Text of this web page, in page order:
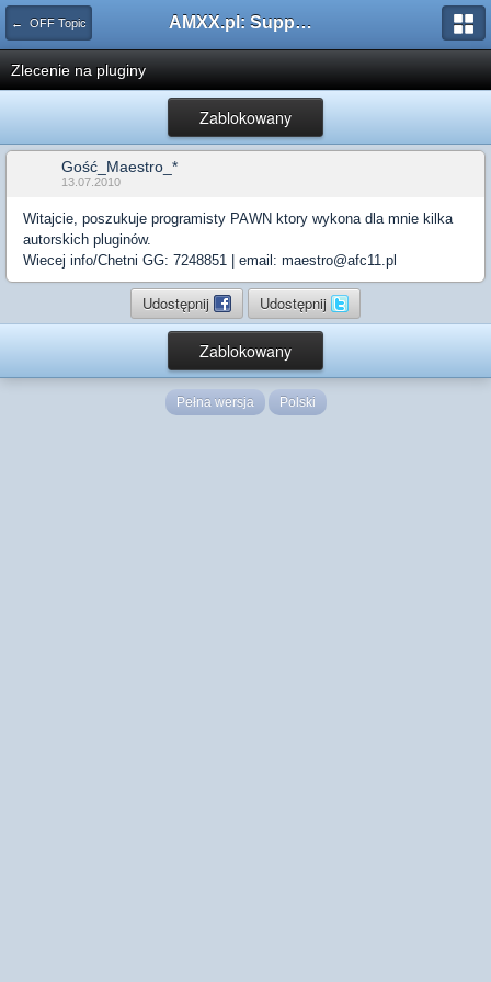
← OFF Topic AMXX.pl: Support AMX Mod X i SourceMod
Zlecenie na pluginy
Zablokowany
Gość_Maestro_*
13.07.2010
Witajcie, poszukuje programisty PAWN ktory wykona dla mnie kilka
autorskich pluginów.
Wiecej info/Chetni GG: 7248851 | email: maestro@afc11.pl
Udostępnij Udostępnij
Zablokowany
Pełna wersja Polski